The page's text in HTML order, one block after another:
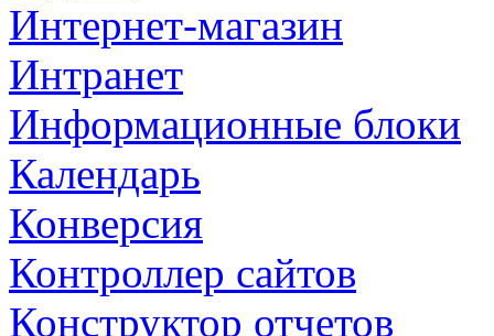
Интернет-магазин
Интранет
Информационные блоки
Календарь
Конверсия
Контроллер сайтов
Конструктор отчетов